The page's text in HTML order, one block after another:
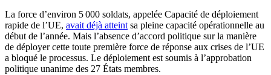
La force d’environ 5 000 soldats, appelée Capacité de déploiement
rapide de l’UE, avait déjà atteint sa pleine capacité opérationnelle au
début de l’année. Mais l’absence d’accord politique sur la manière
de déployer cette toute première force de réponse aux crises de l’UE
a bloqué le processus. Le déploiement est soumis à l’approbation
politique unanime des 27 États membres.